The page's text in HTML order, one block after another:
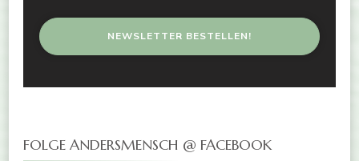
FOLGE ANDERSMENSCH @ FACEBOOK